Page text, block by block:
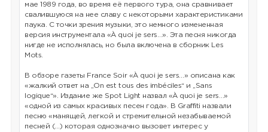
мае 1989 года, во время её первого тура, она сравнивает
свалившуюся на нее славу с некоторыми характеристиками
паука. С точки зрения музыки, это немного измененная
версия инструментала «À quoi je sers…». Эта песня никогда
нигде не исполнялась, но была включена в сборник Les
Mots.
В обзоре газеты France Soir «À quoi je sers…» описана как
«жалкий ответ на „On est tous des imbéciles“ и „Sans
logique“». Издание же Spot Light назвал «À quoi je sers…»
«одной из самых красивых песен года». В Graffiti назвали
песню «манящей, легкой и стремительной незабываемой
песней (…) которая однозначно вызовет интерес у